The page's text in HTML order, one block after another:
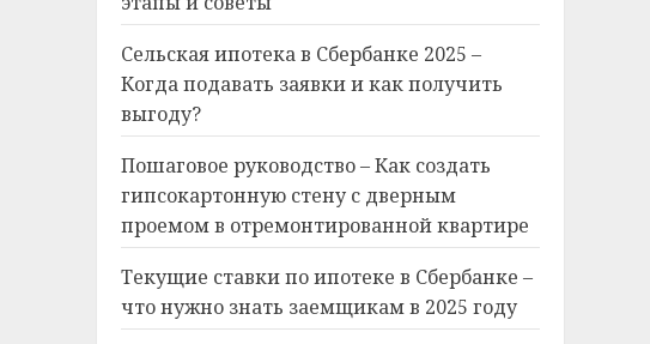
Сельская ипотека в Сбербанке 2025 –
Когда подавать заявки и как получить
выгоду?
Пошаговое руководство – Как создать
гипсокартонную стену с дверным
проемом в отремонтированной квартире
Текущие ставки по ипотеке в Сбербанке –
что нужно знать заемщикам в 2025 году